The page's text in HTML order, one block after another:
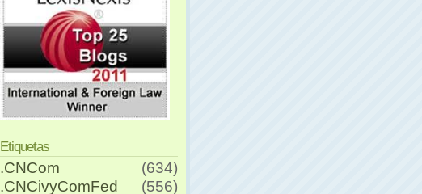
Etiquetas
.CNCom
(634)
.CNCivyComFed
(556)